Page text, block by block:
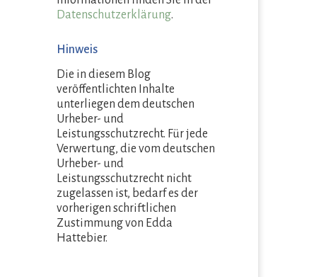
Datenschutzerklärung.
Hinweis
Die in diesem Blog
veröffentlichten Inhalte
unterliegen dem deutschen
Urheber- und
Leistungsschutzrecht. Für jede
Verwertung, die vom deutschen
Urheber- und
Leistungsschutzrecht nicht
zugelassen ist, bedarf es der
vorherigen schriftlichen
Zustimmung von Edda
Hattebier.